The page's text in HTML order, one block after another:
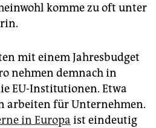
komme zu oft unter
mit einem Jahresbudget
nehmen demnach in
EU-Institutionen. Etwa
arbeiten für Unternehmen.
in Europa ist eindeutig